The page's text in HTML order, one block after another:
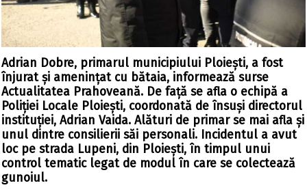
Adrian Dobre, primarul municipiului Ploiești, a fost
înjurat și amenințat cu bătaia, informează surse
Actualitatea Prahoveană. De față se afla o echipă a
Poliției Locale Ploiești, coordonată de însuși directorul
instituției, Adrian Vaida. Alături de primar se mai afla și
unul dintre consilierii săi personali. Incidentul a avut
loc pe strada Lupeni, din Ploiești, în timpul unui
control tematic legat de modul în care se colectează
gunoiul.